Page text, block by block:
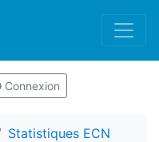
Connexion
Statistiques ECN